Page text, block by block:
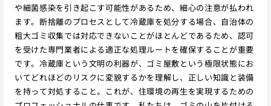
や細菌感染を引き起こす可能性があるため、細心の注意が払われ
ます。断捨離のプロセスとして冷蔵庫を処分する場合、自治体の
粗大ゴミ収集では対応できないことがほとんどであるため、認可
を受けた専門業者による適正な処理ルートを確保することが重要
です。冷蔵庫という文明の利器が、ゴミ屋敷という極限状態にお
いてどれほどのリスクに変貌するかを理解し、正しい知識と装備
を持って対処すること。これが、住環境の再生を実現するための